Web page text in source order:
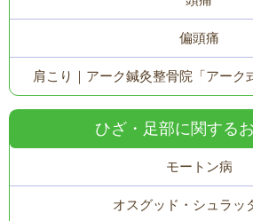
偏頭痛
肩こり｜アーク鍼灸整骨院「アーク
ひざ・足部に関する
モートン病
オスグッド・シュラッ